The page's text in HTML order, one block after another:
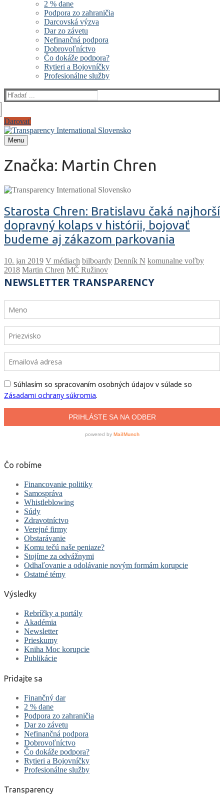
2 % dane
Podpora zo zahraničia
Darcovská výzva
Dar zo závetu
Nefinančná podpora
Dobrovoľníctvo
Čo dokáže podpora?
Rytieri a Bojovníčky
Profesionálne služby
Hľadať:
Darovať
Menu
Značka: Martin Chren
Starosta Chren: Bratislavu čaká najhorší
dopravný kolaps v histórii, bojovať
budeme aj zákazom parkovania
V médiach bilboardy Denník N komunalne voľby
2018 Martin Chren MČ Ružinov
Čo robíme
Financovanie politiky
Samospráva
Whistleblowing
Súdy
Zdravotníctvo
Verejné firmy
Obstarávanie
Komu tečú naše peniaze?
Stojíme za odvážnymi
Odhaľovanie a odolávanie novým formám korupcie
Ostatné témy
Výsledky
Rebríčky a portály
Akadémia
Newsletter
Prieskumy
Kniha Moc korupcie
Publikácie
Pridajte sa
Finančný dar
2 % dane
Podpora zo zahraničia
Dar zo závetu
Nefinančná podpora
Dobrovoľníctvo
Čo dokáže podpora?
Rytieri a Bojovníčky
Profesionálne služby
Transparency